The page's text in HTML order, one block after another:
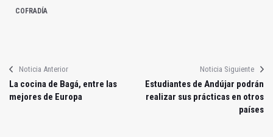
COFRADÍA
Noticia Anterior
La cocina de Bagá, entre las
mejores de Europa
Noticia Siguiente
Estudiantes de Andújar podrán
realizar sus prácticas en otros
países